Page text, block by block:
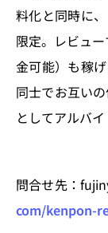
料化と同時に
限定。レビュ
金可能）も稼
同士でお互い
としてアルバ
問合せ先：
com/kenpon-